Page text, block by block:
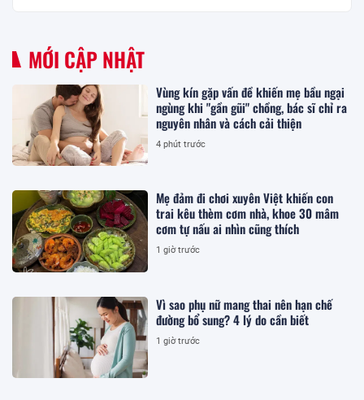
MỚI CẬP NHẬT
Vùng kín gặp vấn đề khiến mẹ bầu ngại
ngùng khi "gần gũi" chồng, bác sĩ chỉ ra
nguyên nhân và cách cải thiện
4 phút trước
Mẹ đảm đi chơi xuyên Việt khiến con
trai kêu thèm cơm nhà, khoe 30 mâm
cơm tự nấu ai nhìn cũng thích
1 giờ trước
Vì sao phụ nữ mang thai nên hạn chế
đường bổ sung? 4 lý do cần biết
1 giờ trước